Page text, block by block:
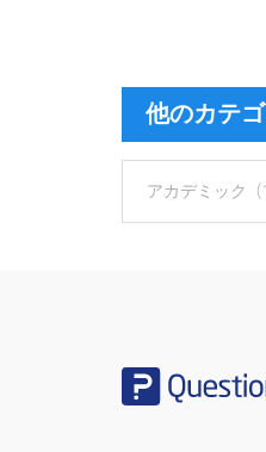
他のカテ
カ